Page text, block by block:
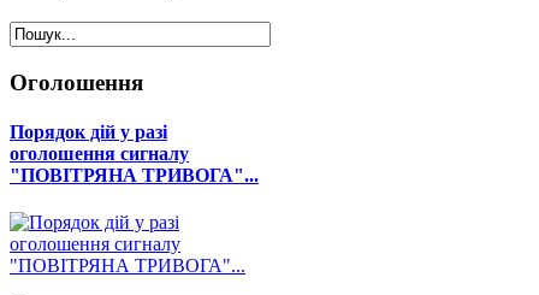
Оголошення
Порядок дій у разі
оголошення сигналу
"ПОВІТРЯНА ТРИВОГА"...